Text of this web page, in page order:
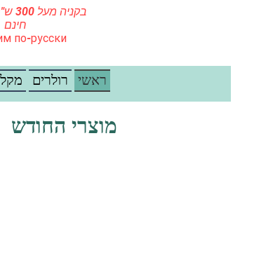
חינם
Говорим по-русски
ראשי רולרים
מוצרי החודש